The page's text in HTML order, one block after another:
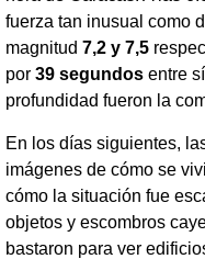
fuerza tan inusual como
magnitud 7,2 y 7,5
por 39 segundos entre
profundidad fueron la
En los días siguientes,
imágenes de cómo se
cómo la situación fue
objetos y escombros
bastaron para ver